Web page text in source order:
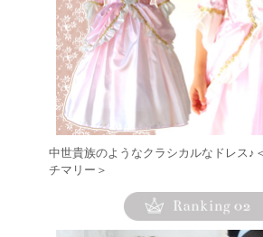
中世貴族のようなクラシカルなドレス♪
チマリー＞